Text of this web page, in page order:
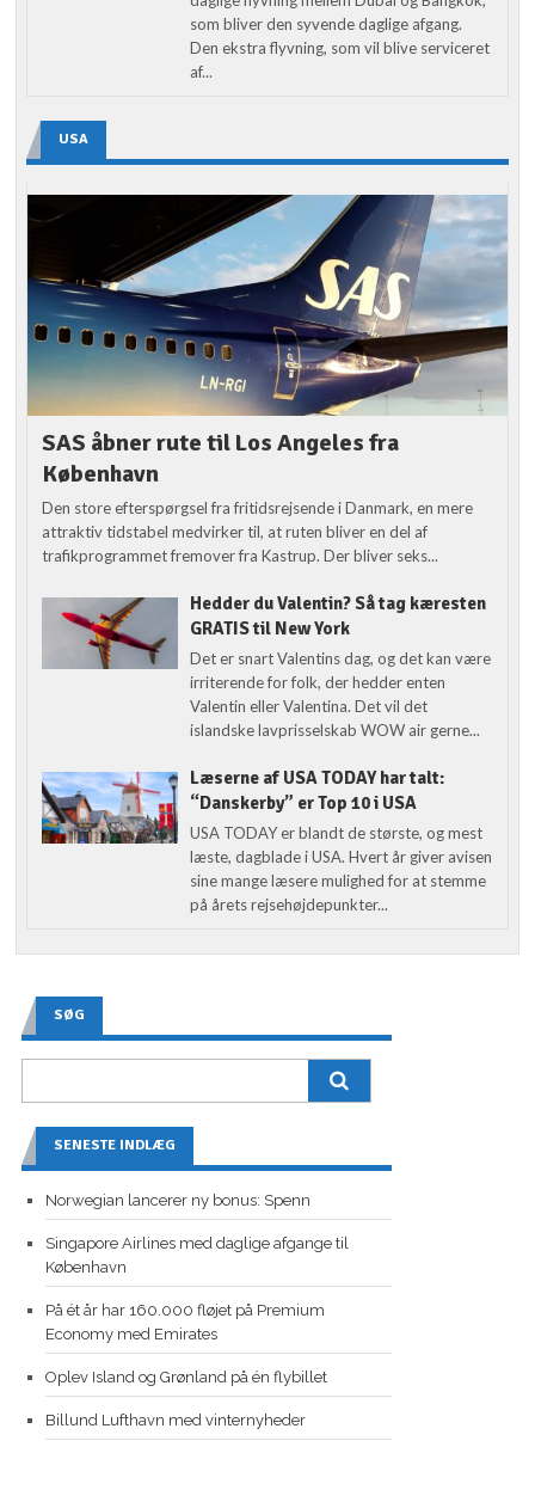
som bliver den syvende daglige afgang.
Den ekstra flyvning, som vil blive serviceret
af...
USA
SAS åbner rute til Los Angeles fra
København
Den store efterspørgsel fra fritidsrejsende i Danmark, en mere
attraktiv tidstabel medvirker til, at ruten bliver en del af
trafikprogrammet fremover fra Kastrup. Der bliver seks...
Hedder du Valentin? Så tag kæresten
GRATIS til New York
Det er snart Valentins dag, og det kan være
irriterende for folk, der hedder enten
Valentin eller Valentina. Det vil det
islandske lavprisselskab WOW air gerne...
Læserne af USA TODAY har talt:
“Danskerby” er Top 10 i USA
USA TODAY er blandt de største, og mest
læste, dagblade i USA. Hvert år giver avisen
sine mange læsere mulighed for at stemme
på årets rejsehøjdepunkter...
SØG
SENESTE INDLÆG
Norwegian lancerer ny bonus: Spenn
Singapore Airlines med daglige afgange til
København
På ét år har 160.000 fløjet på Premium
Economy med Emirates
Oplev Island og Grønland på én flybillet
Billund Lufthavn med vinternyheder